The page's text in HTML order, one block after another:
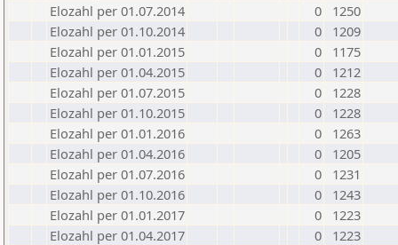
Elozahl per 01.07.2014
0
1250
Elozahl per 01.10.2014
0
1209
Elozahl per 01.01.2015
0
1175
Elozahl per 01.04.2015
0
1212
Elozahl per 01.07.2015
0
1228
Elozahl per 01.10.2015
0
1228
Elozahl per 01.01.2016
0
1263
Elozahl per 01.04.2016
0
1205
Elozahl per 01.07.2016
0
1231
Elozahl per 01.10.2016
0
1243
Elozahl per 01.01.2017
0
1223
Elozahl per 01.04.2017
0
1223